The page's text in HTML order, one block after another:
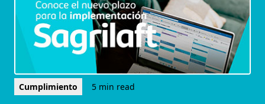
Cumplimiento 5 min read